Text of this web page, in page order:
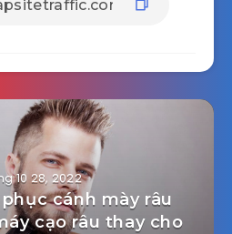
10 28, 2022
cánh mày râu
cạo râu thay cho